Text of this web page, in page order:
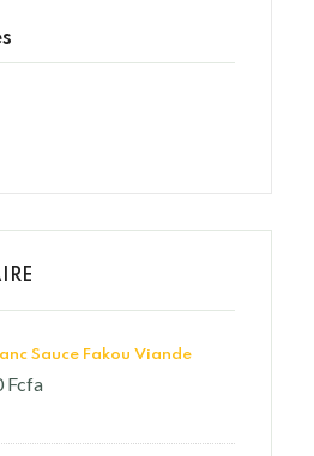
Sauce Fakou Viande
Fcfa